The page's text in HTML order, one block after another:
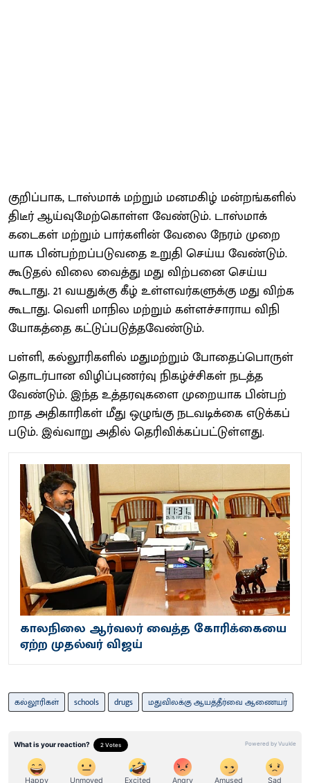
குறிப்​பாக, டாஸ்​மாக் மற்​றும் மனமகிழ் மன்​றங்​களில்
திடீர் ஆய்​வு​மேற்​கொள்ள வேண்​டும். டாஸ்​மாக்
கடைகள் மற்​றும் பார்​களின் வேலை நேரம் முறை​
யாக பின்​பற்​றப்​படு​வதை உறுதி செய்ய வேண்​டும்.
கூடு​தல் விலை வைத்து மது விற்​பனை செய்ய
கூடாது. 21 வயதுக்கு கீழ் உள்​ளவர்​களுக்கு மது விற்க
கூடாது. வெளி மாநில மற்​றும் கள்​ளச்​சா​ராய விநி​
யோகத்தை கட்​டுப்​படுத்தவேண்​டும்.
பள்​ளி, கல்​லூரி​களில் மதுமற்​றும் போதைப்​பொருள்
தொடர்​பான விழிப்​புணர்வு நிகழ்ச்​சிகள் நடத்த
வேண்​டும். இந்த உத்​தர​வு​களை முறை​யாக பின்​பற்​
றாத அதி​காரி​கள் மீது ஒழுங்கு நடவடிக்கை எடுக்​கப்​
படும். இவ்​வாறு அதில் தெரிவிக்​கப்​பட்​டுள்​ளது.
காலநிலை ஆர்வலர் வைத்த கோரிக்கையை
ஏற்ற முதல்வர் விஜய்
கல்லூரிகள் schools drugs மதுவிலக்கு ஆயத்தீர்வை ஆணையர்